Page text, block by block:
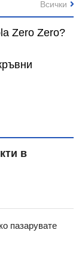
Zero Zero?
Всички
в
пазарувате